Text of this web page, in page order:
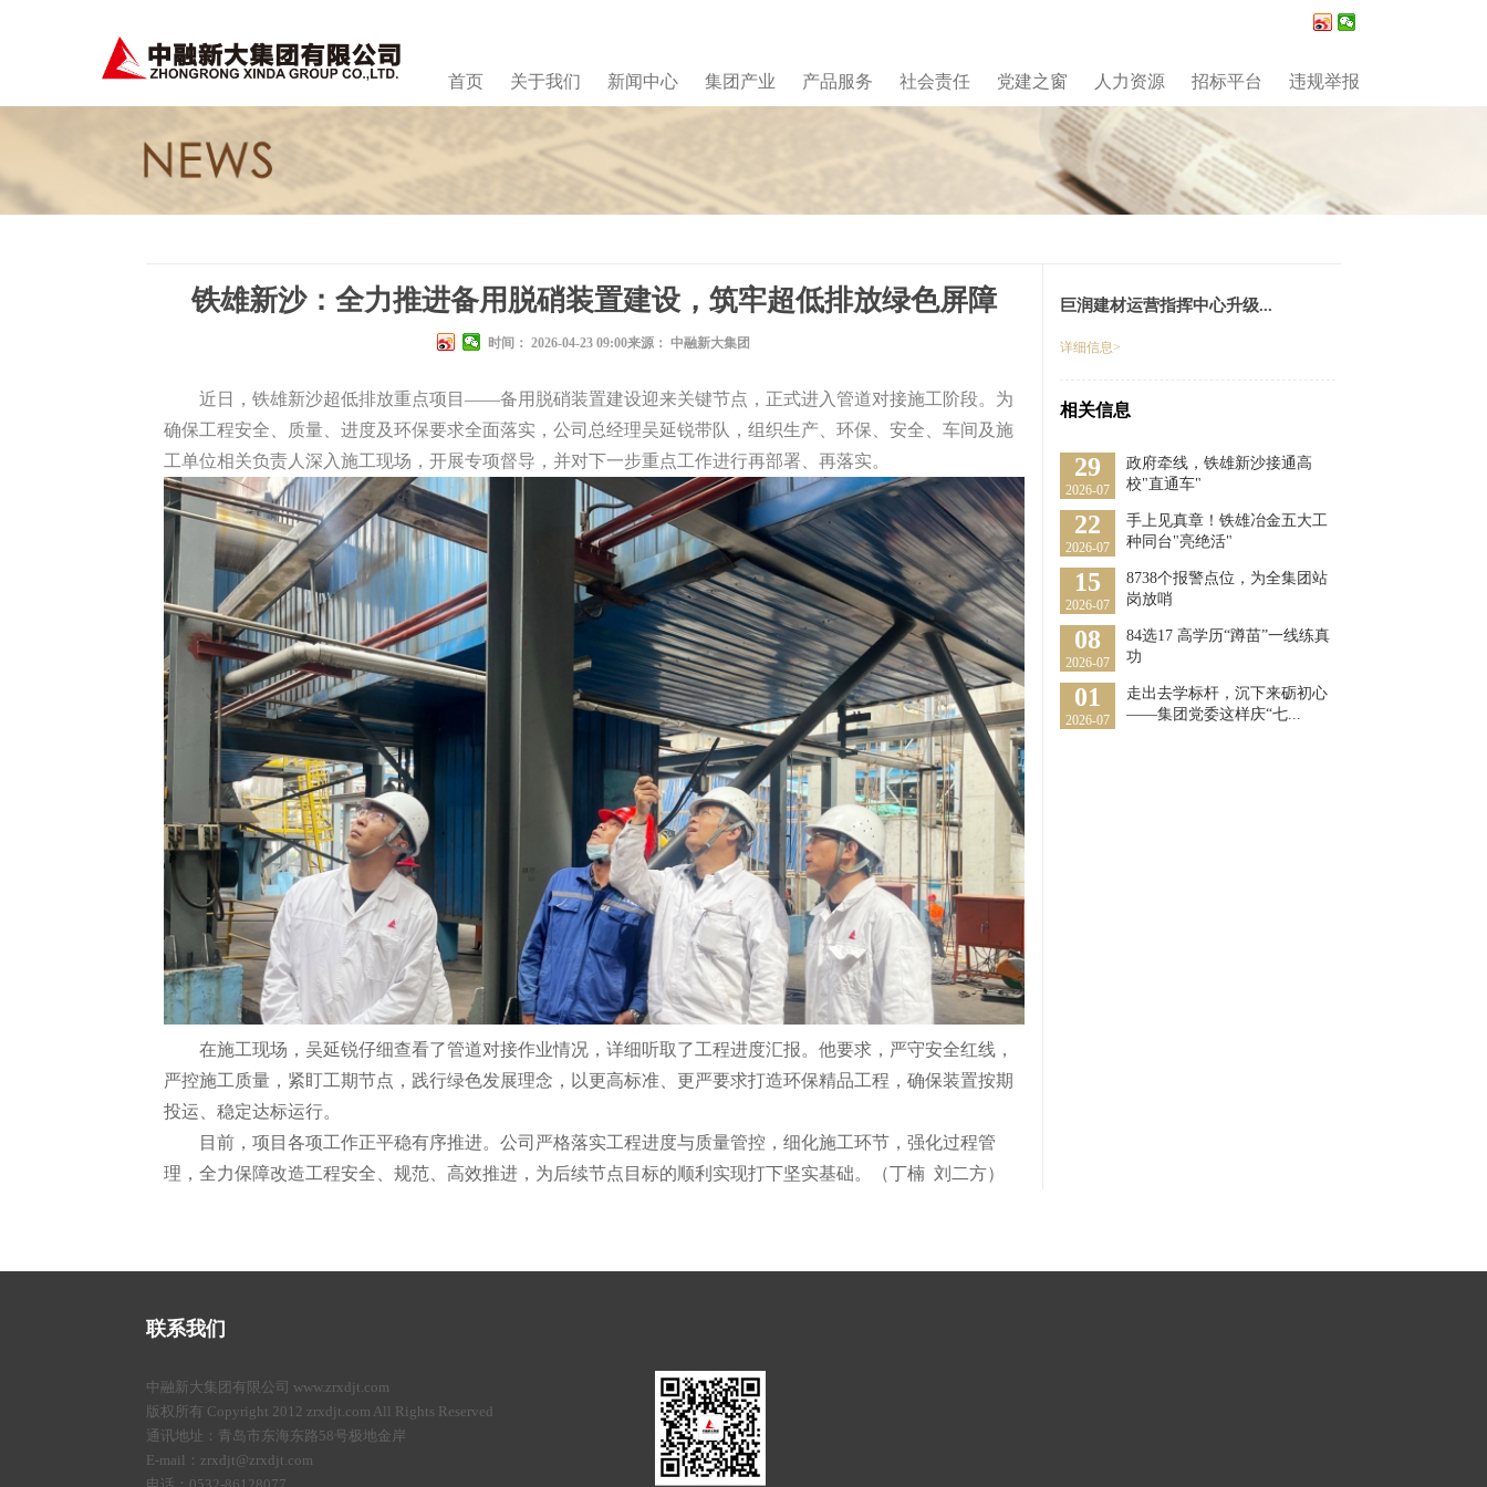
首页 关于我们 新闻中心 集团产业 产品服务 社会责任 党建之窗 人力资源 招标平台 违规举报
铁雄新沙：全力推进备用脱硝装置建设，筑牢超低排放绿色屏障
时间：2026-04-23 09:00来源：中融新大集团
近日，铁雄新沙超低排放重点项目——备用脱硝装置建设迎来关键节点，正式进入管道对接施工阶段。为
确保工程安全、质量、进度及环保要求全面落实，公司总经理吴延锐带队，组织生产、环保、安全、车间及施
工单位相关负责人深入施工现场，开展专项督导，并对下一步重点工作进行再部署、再落实。
在施工现场，吴延锐仔细查看了管道对接作业情况，详细听取了工程进度汇报。他要求，严守安全红线，
严控施工质量，紧盯工期节点，践行绿色发展理念，以更高标准、更严要求打造环保精品工程，确保装置按期
投运、稳定达标运行。
目前，项目各项工作正平稳有序推进。公司严格落实工程进度与质量管控，细化施工环节，强化过程管
理，全力保障改造工程安全、规范、高效推进，为后续节点目标的顺利实现打下坚实基础。（丁楠 刘二方）
巨润建材运营指挥中心升级...
详细信息>
相关信息
29
2026-07
政府牵线，铁雄新沙接通高
校"直通车"
22
2026-07
手上见真章！铁雄冶金五大工
种同台"亮绝活"
15
2026-07
8738个报警点位，为全集团站
岗放哨
08
2026-07
84选17 高学历“蹲苗”一线练真
功
01
2026-07
走出去学标杆，沉下来砺初心
——集团党委这样庆“七...
联系我们
中融新大集团有限公司 www.zrxdjt.com
版权所有 Copyright 2012 zrxdjt.com All Rights Reserved
通讯地址：青岛市东海东路58号极地金岸
E-mail：zrxdjt@zrxdjt.com